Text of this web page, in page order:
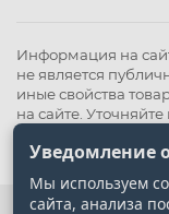
Информация на
не является
иные свойства
на сайте.
cookie
Уведомление
Мы используем
сайта, анализа